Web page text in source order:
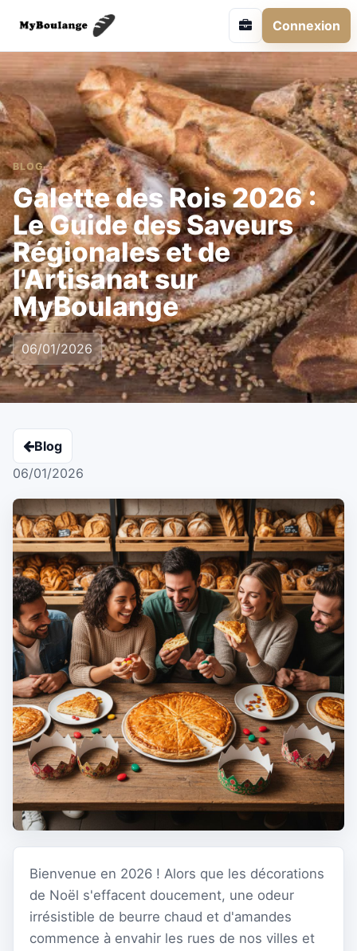
Connexion
BLOG
Galette des Rois 2026 :
Le Guide des Saveurs
Régionales et de
l'Artisanat sur
MyBoulange
06/01/2026
Blog
06/01/2026
Bienvenue en 2026 ! Alors que les décorations
de Noël s'effacent doucement, une odeur
irrésistible de beurre chaud et d'amandes
commence à envahir les rues de nos villes et